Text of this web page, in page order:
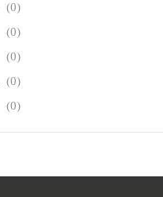
(0)
(0)
(0)
(0)
(0)